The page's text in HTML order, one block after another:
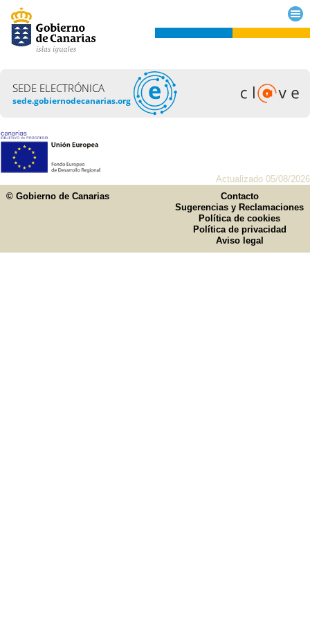
SEDE ELECTRÓNICA
sede.gobiernodecanarias.org
Actualizado 05/08/2026
© Gobierno de Canarias
Contacto
Sugerencias y Reclamaciones
Política de cookies
Política de privacidad
Aviso legal